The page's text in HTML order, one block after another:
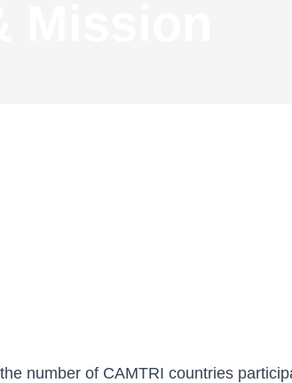
number of CAMTRI countries